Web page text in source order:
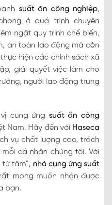
suất ăn công nghiệp,
ở quá trình chuyên
ngặt quy trình chế biến,
an toàn lao động mà còn
hiện các chính sách xã
giải quyết việc làm cho
người lao động trung
cung ứng suất ăn công
Nam. Hãy đến vớiHaseca
vụ chất lượng cao, trách
cá nhân chúng tôi. Với
tâm”, nhà cung ứng suất
mong muốn nhận được
bạn.